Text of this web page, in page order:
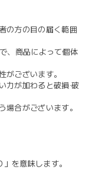
の方の目の届く範囲
、商品によって個体
がございます。
力が加わると破損·破
場合がございます。
を意味します。